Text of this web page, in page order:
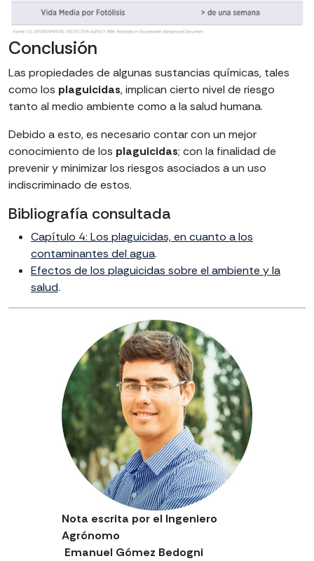
Conclusión
Las propiedades de algunas sustancias químicas, tales
como los plaguicidas, implican cierto nivel de riesgo
tanto al medio ambiente como a la salud humana.
Debido a esto, es necesario contar con un mejor
conocimiento de los plaguicidas; con la finalidad de
prevenir y minimizar los riesgos asociados a un uso
indiscriminado de estos.
Bibliografía consultada
Capítulo 4: Los plaguicidas, en cuanto a los
contaminantes del agua.
Efectos de los plaguicidas sobre el ambiente y la
salud.
Nota escrita por el Ingeniero
Agrónomo
Emanuel Gómez Bedogni